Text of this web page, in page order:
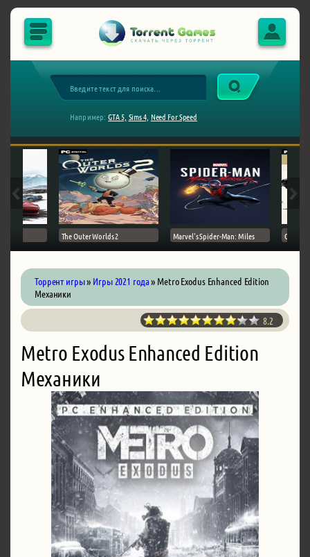
Например: GTA 5, Sims 4, Need For Speed
The Outer Worlds 2 Marvel's Spider-Man: Miles Ghost
Торрент игры» Игры 2021 года» Metro Exodus Enhanced Edition
Механики
8.2
Metro Exodus Enhanced Edition
Механики